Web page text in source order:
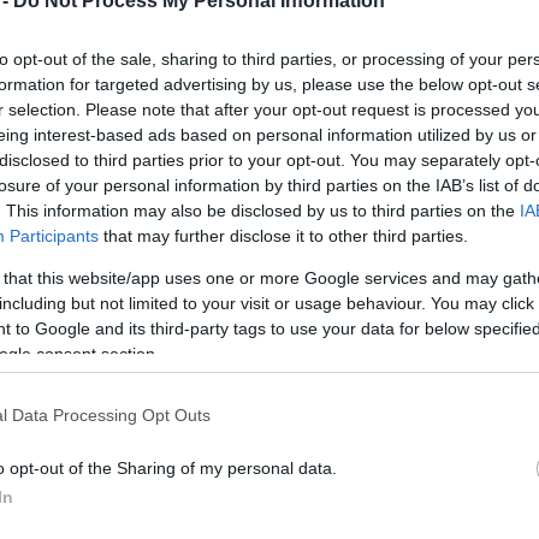
opt-out of the sale, sharing to third parties, or processing of your
for targeted advertising by us, please use the below opt-out
selection. Please note that after your opt-out request is processed
interest-based ads based on personal information utilized by us
to third parties prior to your opt-out. You may separately
of your personal information by third parties on the IAB’s list of
This information may also be disclosed by us to third parties on the
Participants that may further disclose it to other third parties.
that this website/app uses one or more Google services and may
but not limited to your visit or usage behaviour. You may
to Google and its third-party tags to use your data for below
consent section.
Data Processing Opt Outs
opt-out of the Sharing of my personal data.
Hajómodellezők Nyílt Európa-bajnokságát
Orosháza melletti Gyopárosfürdőn, a Gyopárosi
Várhatóan 21 országból, közte Franciaországból,
Németországból, Angliából, valamint
augusztus 9-ig tartó, több futamból álló
versenyre - mondta Nóbik Gyula, a rendezvény
egyik szervezője, a helyi modellezőklub vezetője.
"M" betűhöz hasonló, 350 méter hosszúságú, öt
Az lesz a győztes, aki egy-egy félórás
erre a célra gyártott hajómodellekkel.
hanem a hajó irányítójának
A
A